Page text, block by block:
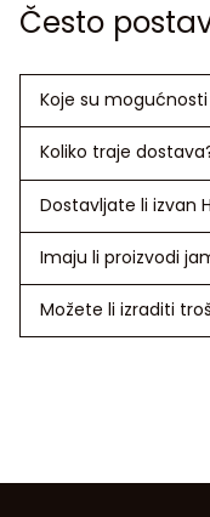
Često
Koje su
Koliko traje
Dostavljate li izvan
Imaju li proizvodi
Možete li izraditi